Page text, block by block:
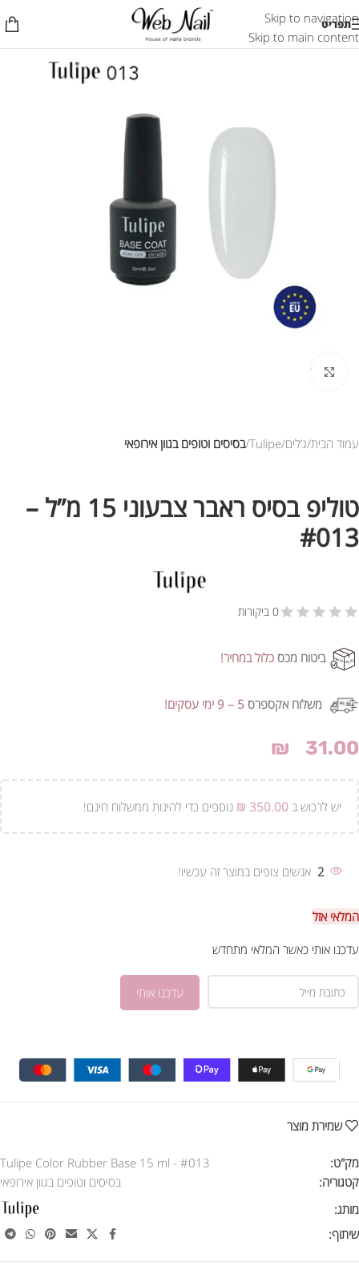
Skip to navigation
Skip to main content
תפריט
אזל המלאי
לחץ להגדלת התמונה
עמוד הבית ג’לים Tulipe בסיסים וטופים בגוון אירופאי
טוליפ בסיס ראבר צבעוני 15 מ”ל –
#013
0 ביקורות
ביטוח מכס כלול במחיר!
משלוח אקספרס 5 – 9 ימי עסקים!
₪ 31.00
יש לרכוש ב ₪ 350.00 נוספים כדי להינות ממשלוח חינם!
2 אנשים צופים במוצר זה עכשיו!
המלאי אזל
עדכנו אותי כאשר המלאי מתחדש
שמירת מוצר
מק"ט:
Tulipe Color Rubber Base 15 ml - #013
קטגוריה:
בסיסים וטופים בגוון אירופאי
מותג:
שיתוף: